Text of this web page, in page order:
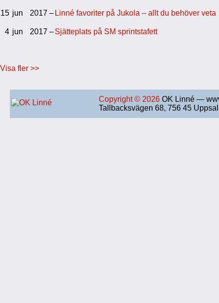
15 jun 2017 – Linné favoriter på Jukola – allt du behöver veta
4 jun 2017 –Sjätteplats på SM sprintstafett
Visa fler >>
Copyright © 2026 OK Linné —
Tallbacksvägen 68, 756 45